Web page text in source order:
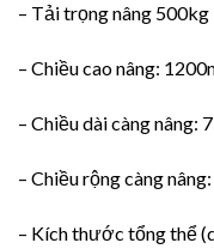
– Tải trọng nâng 500kg
– Chiều cao nâng:
– Chiều dài càng nâng:
– Chiều rộng càng
– Kích thước tổng thể